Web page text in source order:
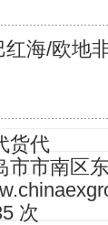
海/欧地
货代
市市南区
次